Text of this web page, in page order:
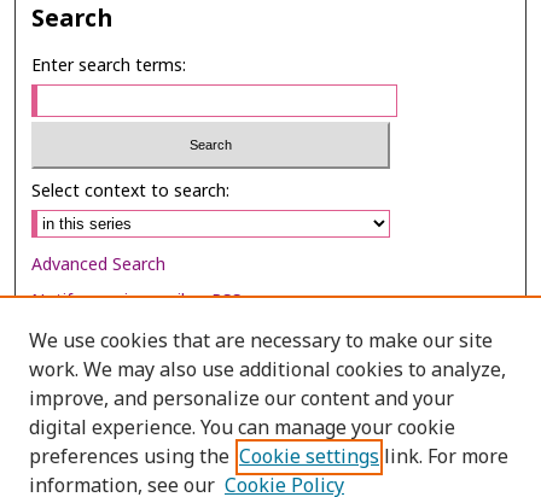
Search
Enter search terms:
Select context to search:
Advanced Search
Notify me via email orRSS
Browse
Collections
Disciplines
Authors
We use cookies that are necessary to make our site
work. We may also use additional cookies to analyze,
improve, and personalize our content and your
digital experience. You can manage your cookie
preferences using the Cookie settings link. For more
information, see our Cookie Policy